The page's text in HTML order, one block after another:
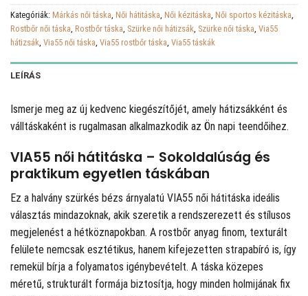
Kategóriák: Márkás női táska, Női hátitáska, Női kézitáska, Női sportos kézitáska,
Rostbőr női táska, Rostbőr táska, Szürke női hátizsák, Szürke női táska, Via55
hátizsák, Via55 női táska, Via55 rostbőr táska, Via55 táskák
LEÍRÁS
Ismerje meg az új kedvenc kiegészítőjét, amely hátizsákként és
válltáskaként is rugalmasan alkalmazkodik az Ön napi teendőihez.
VIA55 női hátitáska – Sokoldalúság és
praktikum egyetlen táskában
Ez a halvány szürkés bézs árnyalatú VIA55 női hátitáska ideális
választás mindazoknak, akik szeretik a rendszerezett és stílusos
megjelenést a hétköznapokban. A rostbőr anyag finom, texturált
felülete nemcsak esztétikus, hanem kifejezetten strapabíró is, így
remekül bírja a folyamatos igénybevételt. A táska közepes
méretű, strukturált formája biztosítja, hogy minden holmijának fix